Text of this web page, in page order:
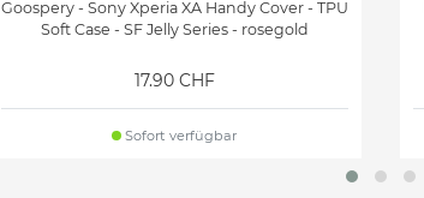
Goospery - Sony Xperia XA Handy Cover - TPU
Soft Case - SF Jelly Series - rosegold
17.90 CHF
Sofort verfügbar